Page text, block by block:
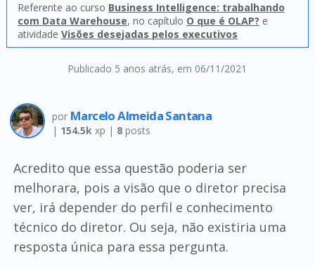
Publicado 5 anos atrás, em 06/11/2021
Referente ao curso Business Intelligence: trabalhando
com Data Warehouse, no capítulo O que é OLAP? e
atividade Visões desejadas pelos executivos
por Marcelo Almeida Santana
| 154.5kxp | 8posts
Acredito que essa questão poderia ser
melhorara, pois a visão que o diretor precisa
ver, irá depender do perfil e conhecimento
técnico do diretor. Ou seja, não existiria uma
resposta única para essa pergunta.